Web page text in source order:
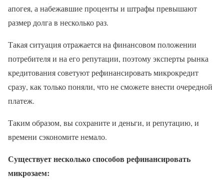
апогея, а набежавшие проценты и штрафы превышают
размер долга в несколько раз.
Такая ситуация отражается на финансовом положении
потребителя и на его репутации, поэтому эксперты рынка
кредитования советуют рефинансировать микрокредит
сразу, как только поняли, что не сможете внести очередной
платеж.
Таким образом, вы сохраните и деньги, и репутацию, и
времени сэкономите немало.
Существует несколько способов рефинансировать
микрозаем: